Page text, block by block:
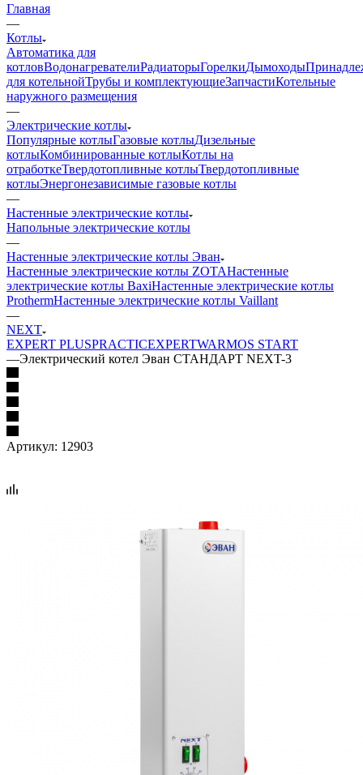
Главная
—
Котлы
Автоматика для
котловВодонагревателиРадиаторыГорелкиДымоходы
для котельнойТрубы и комплектующиеЗапчастиКотельные
наружного размещения
—
Электрические котлы
Популярные котлыГазовые котлыДизельные
котлыКомбинированные котлыКотлы на
отработкеТвердотопливные котлыТвердотопливные
котлыЭнергонезависимые газовые котлы
—
Настенные электрические котлы
Напольные электрические котлы
—
Настенные электрические котлы Эван
Настенные электрические котлы ZOTAНастенные
электрические котлы BaxiНастенные электрические котлы
ProthermНастенные электрические котлы Vaillant
—
NEXT
EXPERT PLUSPRACTICEXPERTWARMOS START
—Электрический котел Эван СТАНДАРТ NEXT-3
Артикул: 12903